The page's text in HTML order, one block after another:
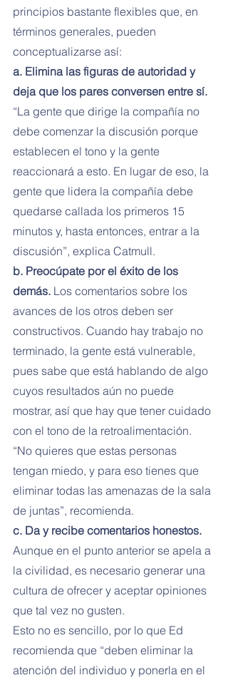
principios bastante flexibles que, en
términos generales, pueden
conceptualizarse así:
a. Elimina las figuras de autoridad y
deja que los pares conversen entre sí.
“La gente que dirige la compañía no
debe comenzar la discusión porque
establecen el tono y la gente
reaccionará a esto. En lugar de eso, la
gente que lidera la compañía debe
quedarse callada los primeros 15
minutos y, hasta entonces, entrar a la
discusión”, explica Catmull.
b. Preocúpate por el éxito de los
demás. Los comentarios sobre los
avances de los otros deben ser
constructivos. Cuando hay trabajo no
terminado, la gente está vulnerable,
pues sabe que está hablando de algo
cuyos resultados aún no puede
mostrar, así que hay que tener cuidado
con el tono de la retroalimentación.
“No quieres que estas personas
tengan miedo, y para eso tienes que
eliminar todas las amenazas de la sala
de juntas”, recomienda.
c. Da y recibe comentarios honestos.
Aunque en el punto anterior se apela a
la civilidad, es necesario generar una
cultura de ofrecer y aceptar opiniones
que tal vez no gusten.
Esto no es sencillo, por lo que Ed
recomienda que “deben eliminar la
atención del individuo y ponerla en el